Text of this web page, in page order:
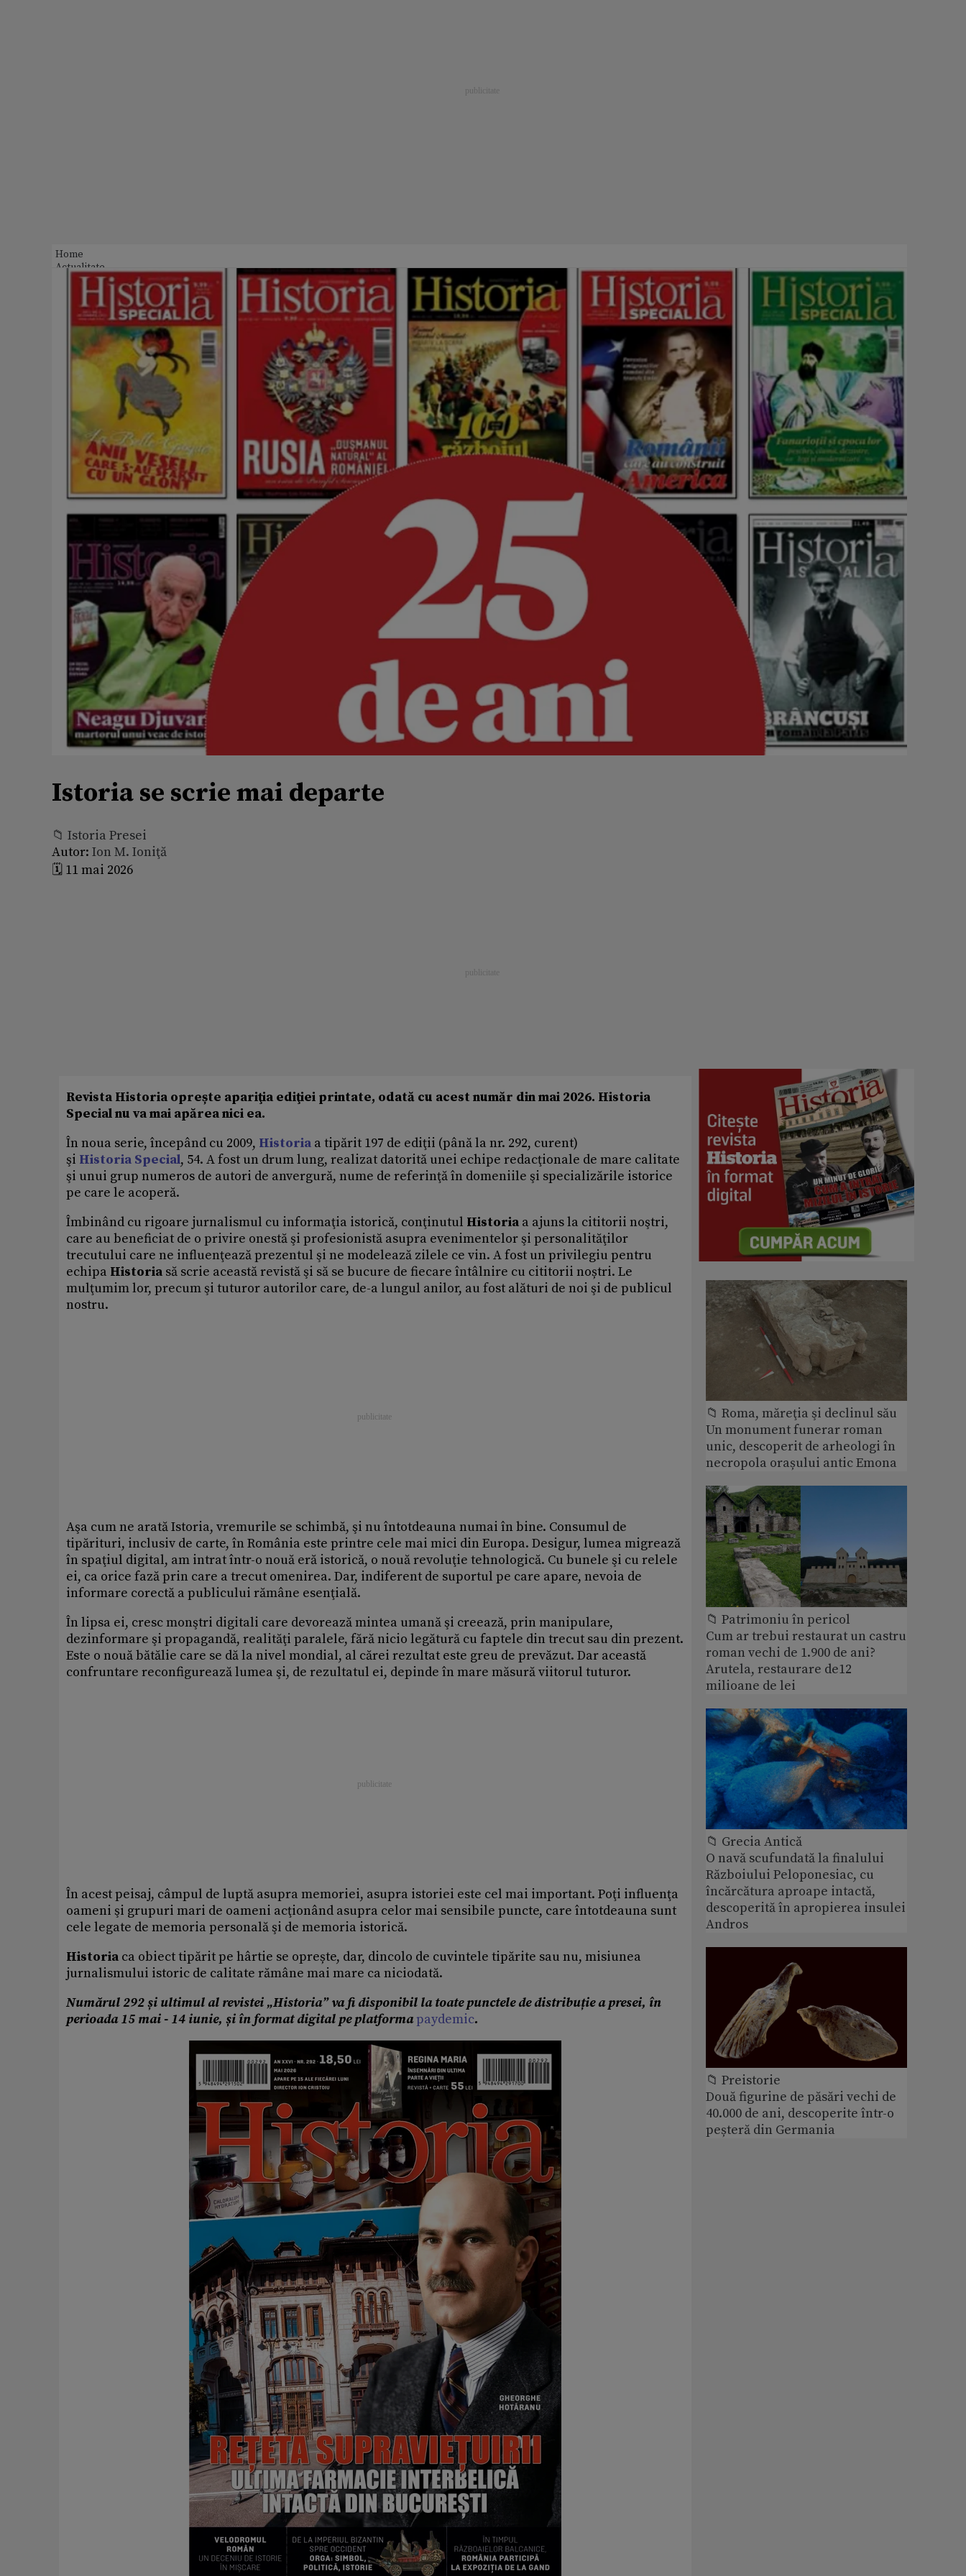
Home
Actualitate
Istoria se scrie mai departe
📁 Istoria Presei
Autor: Ion M. Ioniţă
🗓️ 11 mai 2026
Revista Historia oprește apariţia ediţiei printate, odată cu acest număr din mai 2026. Historia
Special nu va mai apărea nici ea.
În noua serie, începând cu 2009, Historia a tipărit 197 de ediţii (până la nr. 292, curent)
şi Historia Special, 54. A fost un drum lung, realizat datorită unei echipe redacţionale de mare calitate
şi unui grup numeros de autori de anvergură, nume de referinţă în domeniile şi specializările istorice
pe care le acoperă.
Îmbinând cu rigoare jurnalismul cu informaţia istorică, conţinutul Historia a ajuns la cititorii noştri,
care au beneficiat de o privire onestă şi profesionistă asupra evenimentelor şi personalităţilor
trecutului care ne influenţează prezentul şi ne modelează zilele ce vin. A fost un privilegiu pentru
echipa Historia să scrie această revistă şi să se bucure de fiecare întâlnire cu cititorii noștri. Le
mulţumim lor, precum şi tuturor autorilor care, de-a lungul anilor, au fost alături de noi şi de publicul
nostru.
Aşa cum ne arată Istoria, vremurile se schimbă, şi nu întotdeauna numai în bine. Consumul de
tipărituri, inclusiv de carte, în România este printre cele mai mici din Europa. Desigur, lumea migrează
în spaţiul digital, am intrat într-o nouă eră istorică, o nouă revoluţie tehnologică. Cu bunele şi cu relele
ei, ca orice fază prin care a trecut omenirea. Dar, indiferent de suportul pe care apare, nevoia de
informare corectă a publicului rămâne esenţială.
În lipsa ei, cresc monştri digitali care devorează mintea umană şi creează, prin manipulare,
dezinformare şi propagandă, realităţi paralele, fără nicio legătură cu faptele din trecut sau din prezent.
Este o nouă bătălie care se dă la nivel mondial, al cărei rezultat este greu de prevăzut. Dar această
confruntare reconfigurează lumea şi, de rezultatul ei, depinde în mare măsură viitorul tuturor.
În acest peisaj, câmpul de luptă asupra memoriei, asupra istoriei este cel mai important. Poţi influenţa
oameni şi grupuri mari de oameni acţionând asupra celor mai sensibile puncte, care întotdeauna sunt
cele legate de memoria personală şi de memoria istorică.
Historia ca obiect tipărit pe hârtie se oprește, dar, dincolo de cuvintele tipărite sau nu, misiunea
jurnalismului istoric de calitate rămâne mai mare ca niciodată.
Numărul 292 și ultimul al revistei „Historia” va fi disponibil la toate punctele de distribuție a presei, în
perioada 15 mai - 14 iunie, și în format digital pe platformapaydemic.
📁 Roma, măreţia şi declinul său
Un monument funerar roman
unic, descoperit de arheologi în
necropola orașului antic Emona
📁 Patrimoniu în pericol
Cum ar trebui restaurat un castru
roman vechi de 1.900 de ani?
Arutela, restaurare de12
milioane de lei
📁 Grecia Antică
O navă scufundată la finalului
Războiului Peloponesiac, cu
încărcătura aproape intactă,
descoperită în apropierea insulei
Andros
📁 Preistorie
Două figurine de păsări vechi de
40.000 de ani, descoperite într-o
peșteră din Germania